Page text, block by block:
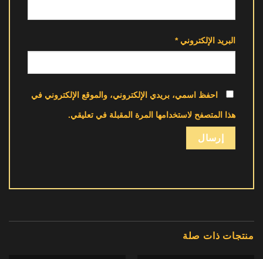
البريد الإلكتروني*
احفظ اسمي، بريدي الإلكتروني، والموقع الإلكتروني في
هذا المتصفح لاستخدامها المرة المقبلة في تعليقي.
منتجات ذات صلة